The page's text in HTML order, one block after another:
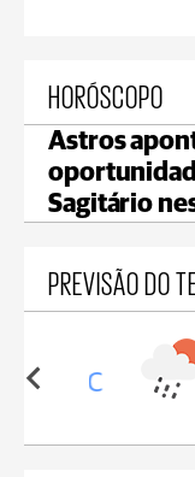
HORÓSCOPO
Astros
Sagitário
PREVISÃO DO
18°C